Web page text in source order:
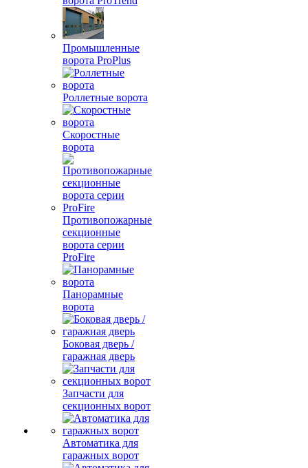
Промышленные
ворота ProPlus
Роллетные ворота
Скоростные
ворота
Противопожарные
секционные
ворота серии
ProFire
Панорамные
ворота
Боковая дверь /
гаражная дверь
Запчасти для
секционных ворот
Автоматика для
гаражных ворот